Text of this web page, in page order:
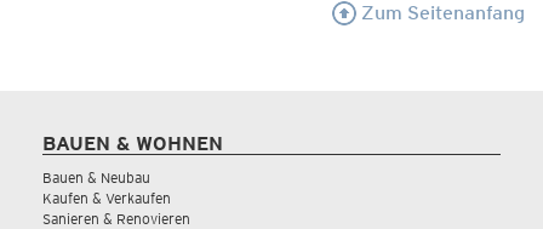
Zum Seitenanfang
BAUEN & WOHNEN
Bauen & Neubau
Kaufen & Verkaufen
Sanieren & Renovieren